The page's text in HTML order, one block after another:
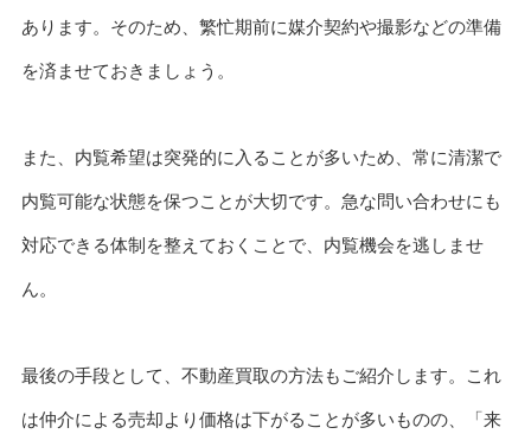
あります。そのため、繁忙期前に媒介契約や撮影などの準備
を済ませておきましょう。
また、内覧希望は突発的に入ることが多いため、常に清潔で
内覧可能な状態を保つことが大切です。急な問い合わせにも
対応できる体制を整えておくことで、内覧機会を逃しませ
ん。
最後の手段として、不動産買取の方法もご紹介します。これ
は仲介による売却より価格は下がることが多いものの、「来